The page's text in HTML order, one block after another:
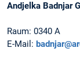
Andjelka Badnjar
Raum: 0340 A
E-Mail: